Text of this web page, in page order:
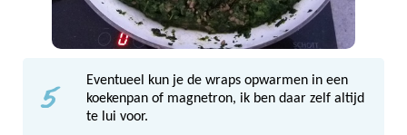
5
Eventueel kun je de wraps opwarmen in een
koekenpan of magnetron, ik ben daar zelf altijd
te lui voor.